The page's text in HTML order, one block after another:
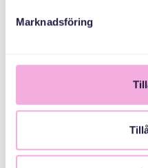
Marknadsföring